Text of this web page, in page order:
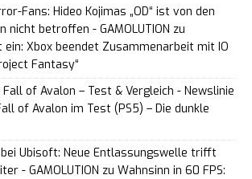
Fans: Hideo Kojimas „OD“ ist von den
nicht betroffen - GAMOLUTION zu
Xbox beendet Zusammenarbeit mit IO
Fantasy“
of Avalon – Test & Vergleich - Newslinie
of Avalon im Test (PS5) – Die dunkle
Ubisoft: Neue Entlassungswelle trifft
- GAMOLUTION zu Wahnsinn in 60 FPS: